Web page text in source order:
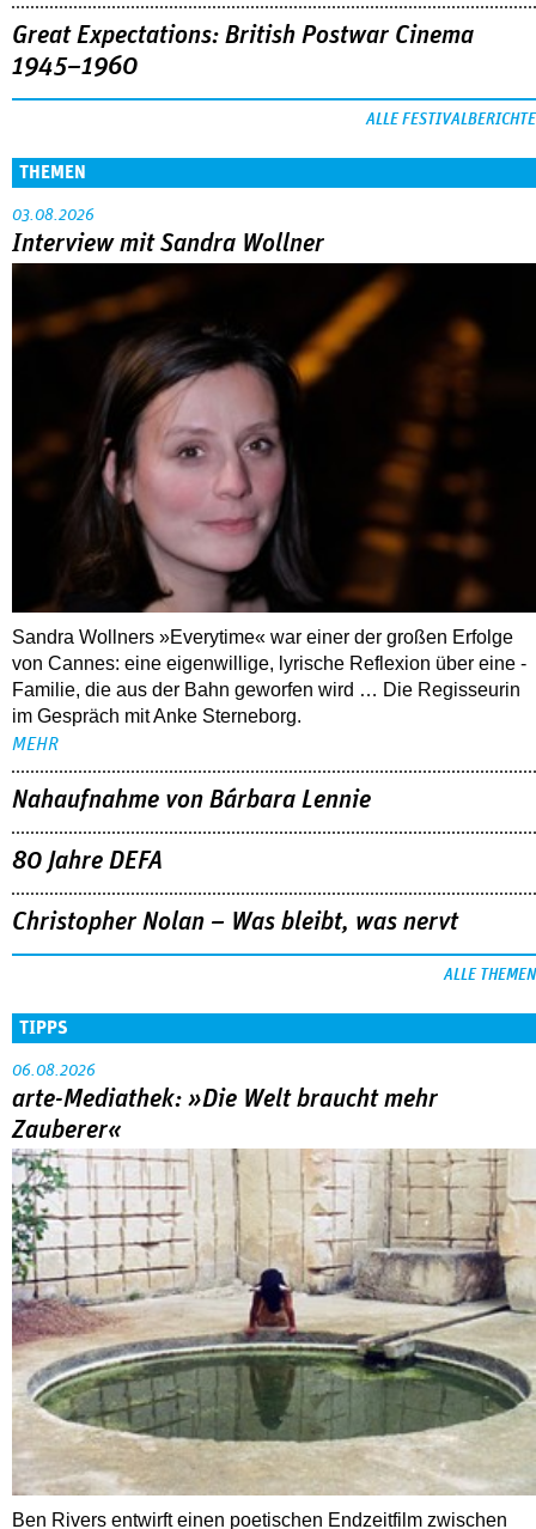
03.08.2026
Interview mit Sandra Wollner
Sandra Wollners »Everytime« war einer der großen Erfolge
von Cannes: eine eigenwillige, lyrische Reflexion über eine ­
Familie, die aus der Bahn geworfen wird … Die Regisseurin
im Gespräch mit Anke Sterneborg.
Nahaufnahme von Bárbara Lennie
80 Jahre DEFA
Christopher Nolan – Was bleibt, was nervt
TIPPS
06.08.2026
arte-Mediathek: »Die Welt braucht mehr
Zauberer«
Ben Rivers entwirft einen poetischen Endzeitfilm zwischen
Kindheit, Mythos und Klimakatastrophe.
MEHR
Netflix: »I am Frankelda«
Crunchyroll: »The Drops of God«